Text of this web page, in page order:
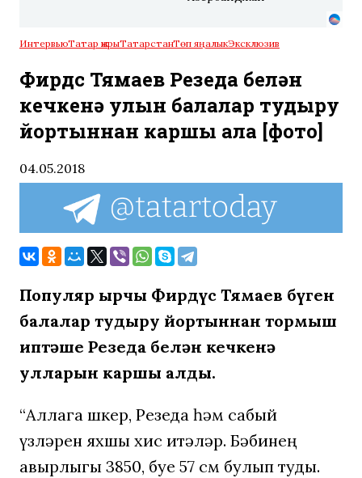
ИнтервьюТатар җырыТатарстанТөп яңалыкЭксклюзив
Фирдүс Тямаев Резеда белән
кечкенә улын балалар тудыру
йортыннан каршы ала [фото]
04.05.2018
Популяр җырчы Фирдүс Тямаев бүген
балалар тудыру йортыннан тормыш
иптәше Резеда белән кечкенә
улларын каршы алды.
“Аллага шөкер, Резеда һәм сабый
үзләрен яхшы хис итәләр. Бәбинең
авырлыгы 3850, буе 57 см булып туды.